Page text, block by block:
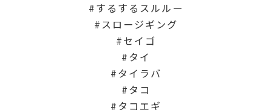
するするスルルー
スロージギング
セイゴ
タイ
タイラバ
タコ
タコエギ